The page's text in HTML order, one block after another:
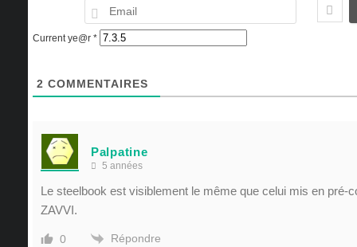
Current ye@r *
2 COMMENTAIRES
Palpatine
5 années
Le steelbook est visiblement le même que celui mis en pré-
ZAVVI.
0 Répondre